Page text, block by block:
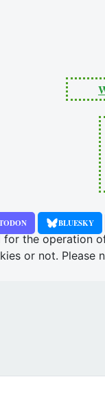
BLUESKY
о Жизни* под
the
or not.